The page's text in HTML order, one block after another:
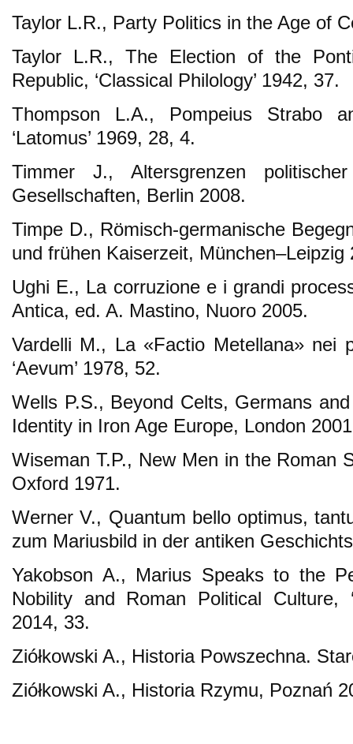
Taylor L.R., Party Politics in the Age of
Taylor L.R., The Election of the
Republic, ‘Classical Philology’ 1942, 37.
Thompson L.A., Pompeius Strabo
‘Latomus’ 1969, 28, 4.
Timmer J., Altersgrenzen
Gesellschaften, Berlin 2008.
Timpe D., Römisch-germanische
und frühen Kaiserzeit, München–Leipzig
Ughi E., La corruzione e i grandi
Antica, ed. A. Mastino, Nuoro 2005.
Vardelli M., La «Factio Metellana» nei
‘Aevum’ 1978, 52.
Wells P.S., Beyond Celts, Germans
Identity in Iron Age Europe, London
Wiseman T.P., New Men in the Roman
Oxford 1971.
Werner V., Quantum bello optimus,
zum Mariusbild in der antiken
Yakobson A., Marius Speaks to the
Nobility and Roman Political Culture,
2014, 33.
Ziółkowski A., Historia Powszechna.
Ziółkowski A., Historia Rzymu, Poznań